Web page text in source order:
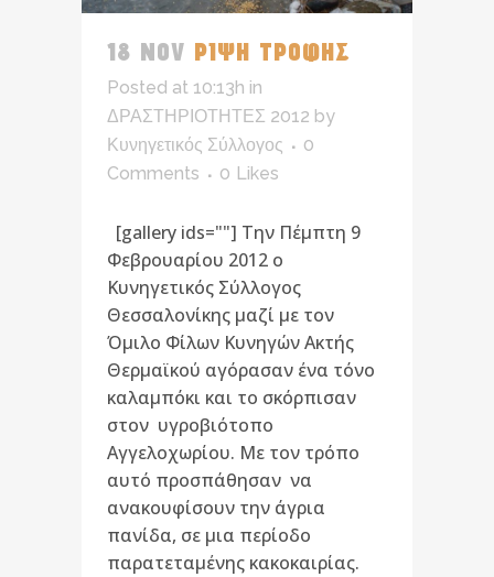
18 NOV ΡΙΨΗ ΤΡΟΦΗΣ
Posted at 10:13h in
ΔΡΑΣΤΗΡΙΟΤΗΤΕΣ 2012 by
Κυνηγετικός Σύλλογος
0
Comments
0 Likes
[gallery ids=""] Την Πέμπτη 9
Φεβρουαρίου 2012 ο
Κυνηγετικός Σύλλογος
Θεσσαλονίκης μαζί με τον
Όμιλο Φίλων Κυνηγών Ακτής
Θερμαϊκού αγόρασαν ένα τόνο
καλαμπόκι και το σκόρπισαν
στον υγροβιότοπο
Αγγελοχωρίου. Με τον τρόπο
αυτό προσπάθησαν να
ανακουφίσουν την άγρια
πανίδα, σε μια περίοδο
παρατεταμένης κακοκαιρίας.